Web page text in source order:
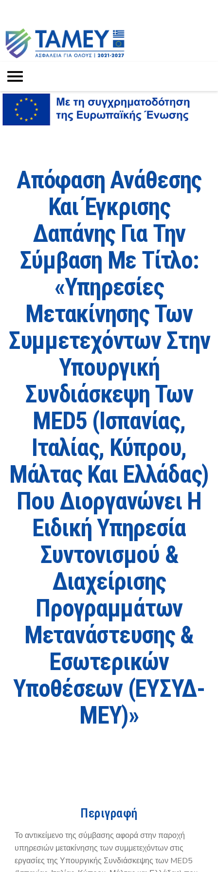
Απόφαση Ανάθεσης
Και Έγκρισης
Δαπάνης Για Την
Σύμβαση Με Τίτλο:
«Υπηρεσίες
Μετακίνησης Των
Συμμετεχόντων Στην
Υπουργική
Συνδιάσκεψη Των
MED5 (Ισπανίας,
Ιταλίας, Κύπρου,
Μάλτας Και Ελλάδας)
Που Διοργανώνει Η
Ειδική Υπηρεσία
Συντονισμού &
Διαχείρισης
Προγραμμάτων
Μετανάστευσης &
Εσωτερικών
Υποθέσεων (ΕΥΣΥΔ-
ΜΕΥ)»
Περιγραφή
Το αντικείμενο της σύμβασης αφορά στην παροχή
υπηρεσιών μετακίνησης των συμμετεχόντων στις
εργασίες της Υπουργικής Συνδιάσκεψης των MED5